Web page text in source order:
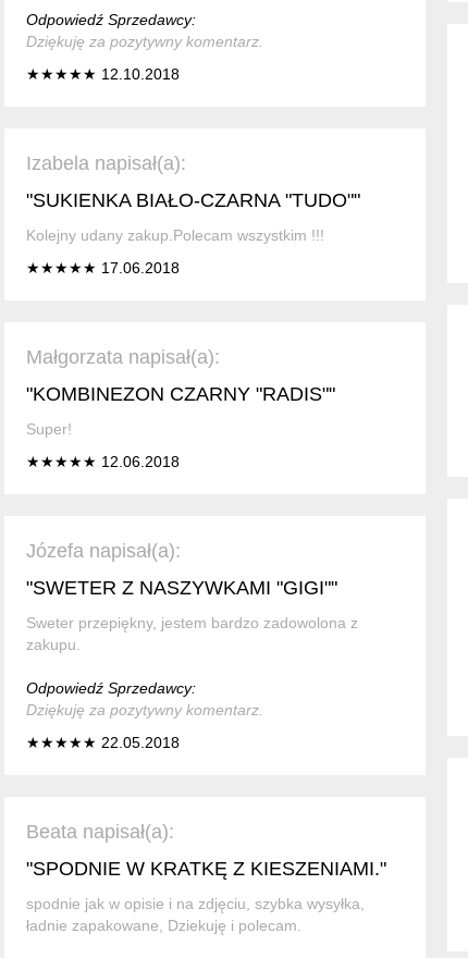
Odpowiedź Sprzedawcy:
Dziękuję za pozytywny komentarz.
★★★★★ 12.10.2018
Izabela napisał(a):
"SUKIENKA BIAŁO-CZARNA "TUDO""
Kolejny udany zakup.Polecam wszystkim !!!
★★★★★ 17.06.2018
Małgorzata napisał(a):
"KOMBINEZON CZARNY "RADIS""
Super!
★★★★★ 12.06.2018
Józefa napisał(a):
"SWETER Z NASZYWKAMI "GIGI""
Sweter przepiękny, jestem bardzo zadowolona z
zakupu.
Odpowiedź Sprzedawcy:
Dziękuję za pozytywny komentarz.
★★★★★ 22.05.2018
Beata napisał(a):
"SPODNIE W KRATKĘ Z KIESZENIAMI."
spodnie jak w opisie i na zdjęciu, szybka wysyłka,
ładnie zapakowane, Dziekuję i polecam.